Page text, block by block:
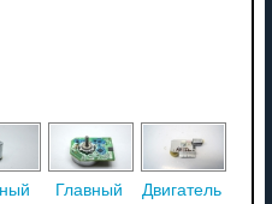
Главный
Двигатель